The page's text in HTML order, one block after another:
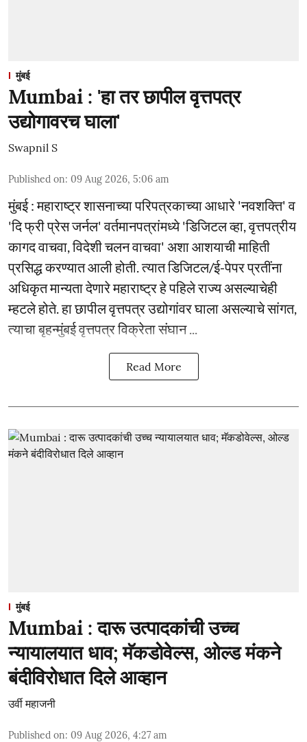
मुंबई
Mumbai : 'हा तर छापील वृत्तपत्र
उद्योगावरच घाला'
Swapnil S
Published on: 09 Aug 2026, 5:06 am
मुंबई : महाराष्ट्र शासनाच्या परिपत्रकाच्या आधारे 'नवशक्ति' व
'दि फ्री प्रेस जर्नल' वर्तमानपत्रांमध्ये 'डिजिटल व्हा, वृत्तपत्रीय
कागद वाचवा, विदेशी चलन वाचवा' अशा आशयाची माहिती
प्रसिद्ध करण्यात आली होती. त्यात डिजिटल/ई-पेपर प्रतींना
अधिकृत मान्यता देणारे महाराष्ट्र हे पहिले राज्य असल्याचेही
म्हटले होते. हा छापील वृत्तपत्र उद्योगांवर घाला असल्याचे सांगत,
त्याचा बृहन्मुंबई वृत्तपत्र विक्रेता संघान ...
Read More
मुंबई
Mumbai : दारू उत्पादकांची उच्च
न्यायालयात धाव; मॅकडोवेल्स, ओल्ड मंकने
बंदीविरोधात दिले आव्हान
उर्वी महाजनी
Published on: 09 Aug 2026, 4:27 am